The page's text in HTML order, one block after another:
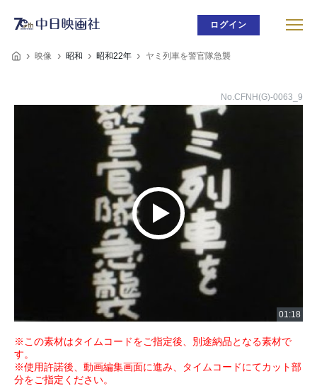
ログイン
映像 昭和 昭和22年 ヤミ列車を警官隊急襲
No.CFNH(G)-0063_9
※この素材はタイムコードをご指定後、別途納品となる素材で
す。
※使用許諾後、動画編集画面に進み、タイムコードにてカット部
分をご指定ください。